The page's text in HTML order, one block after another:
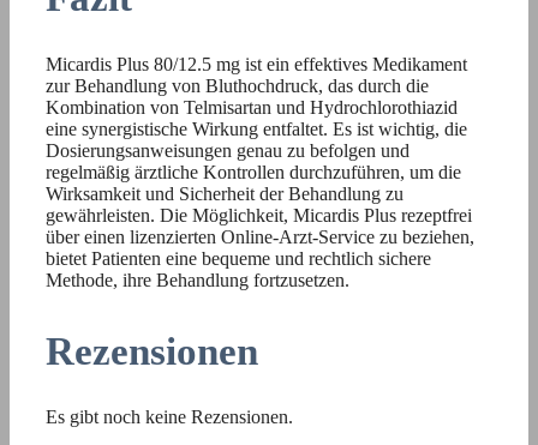
Micardis Plus 80/12.5 mg ist ein effektives Medikament
zur Behandlung von Bluthochdruck, das durch die
Kombination von Telmisartan und Hydrochlorothiazid
eine synergistische Wirkung entfaltet. Es ist wichtig, die
Dosierungsanweisungen genau zu befolgen und
regelmäßig ärztliche Kontrollen durchzuführen, um die
Wirksamkeit und Sicherheit der Behandlung zu
gewährleisten. Die Möglichkeit, Micardis Plus rezeptfrei
über einen lizenzierten Online-Arzt-Service zu beziehen,
bietet Patienten eine bequeme und rechtlich sichere
Methode, ihre Behandlung fortzusetzen.
Rezensionen
Es gibt noch keine Rezensionen.